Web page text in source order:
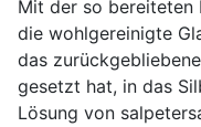
Mit der so bereiteten
die wohlgereinigte
das
gesetzt hat, in das
Lösung von